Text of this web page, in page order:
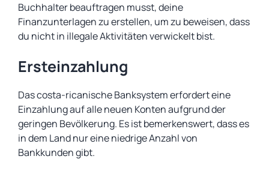
Buchhalter beauftragen musst, deine
Finanzunterlagen zu erstellen, um zu beweisen, dass
du nicht in illegale Aktivitäten verwickelt bist.
Ersteinzahlung
Das costa-ricanische Banksystem erfordert eine
Einzahlung auf alle neuen Konten aufgrund der
geringen Bevölkerung. Es ist bemerkenswert, dass es
in dem Land nur eine niedrige Anzahl von
Bankkunden gibt.